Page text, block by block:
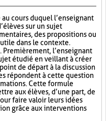
cours duquel l’enseignant
sur un sujet
des propositions ou
dans le contexte.
Premièrement, l’enseignant
étudié en veillant à créer
de départ à la discussion
répondent à cette question
Cette formule
aux élèves, d’une part, de
faire valoir leurs idées
grâce aux interventions